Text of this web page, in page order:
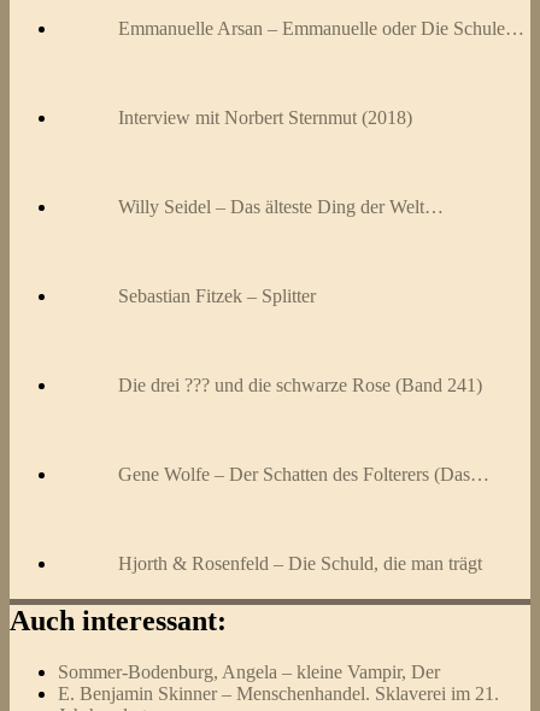
Emmanuelle Arsan – Emmanuelle oder Die Schule…
Interview mit Norbert Sternmut (2018)
Willy Seidel – Das älteste Ding der Welt…
Sebastian Fitzek – Splitter
Die drei ??? und die schwarze Rose (Band 241)
Gene Wolfe – Der Schatten des Folterers (Das…
Hjorth & Rosenfeld – Die Schuld, die man trägt
Auch interessant:
Sommer-Bodenburg, Angela – kleine Vampir, Der
E. Benjamin Skinner – Menschenhandel. Sklaverei im 21.